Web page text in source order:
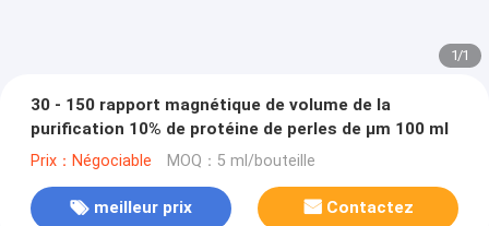
1/1
30 - 150 rapport magnétique de volume de la
purification 10% de protéine de perles de μm 100 ml
Prix：Négociable MOQ：5 ml/bouteille
meilleur prix Contactez